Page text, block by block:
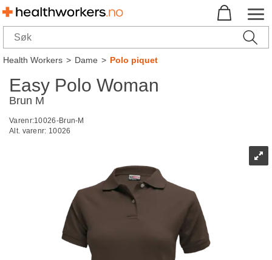
Health Workers>Dame>Polo piquet
Easy Polo Woman
Brun M
Varenr:10026-Brun-M
Alt. varenr: 10026